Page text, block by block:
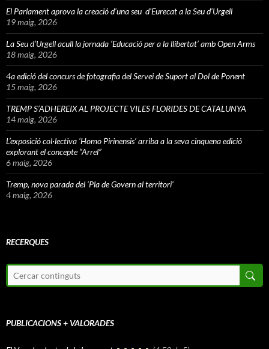
El Parlament aprova la creació d’una seu d’Eurecat a la Seu d’Urgell
19 maig, 2026
La Seu d’Urgell acull la jornada ‘Educació per a la llibertat’ amb Open Arms
18 maig, 2026
4a edició del concurs de fotografia del Servei de Suport al Dol de Ponent
15 maig, 2026
TREMP S’ADHEREIX AL PROJECTE VILES FLORIDES DE CATALUNYA
14 maig, 2026
L’exposició col·lectiva ‘Homo Pirinensis’ arriba a la seva cinquena edició
explorant el concepte “Arrel”
6 maig, 2026
Tremp, nova parada del ‘Pla de Govern al territori’
4 maig, 2026
RECERQUES
PUBLICACIONS + VALORADES